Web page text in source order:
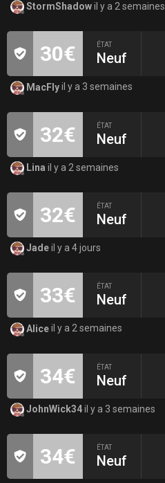
StormShadowil y a 2 semaines
30€ ÉTAT
Neuf
MacFlyil y a 3 semaines
32€ ÉTAT
Neuf
Lina il y a 2 semaines
32€ ÉTAT
Neuf
Jadeil y a 4 jours
33€ ÉTAT
Neuf
Aliceil y a 2 semaines
34€ ÉTAT
Neuf
JohnWick34il y a 3 semaines
34€ ÉTAT
Neuf